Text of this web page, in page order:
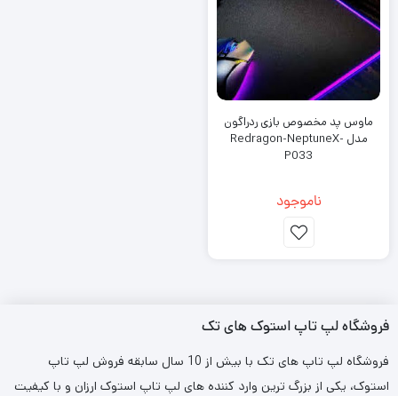
ماوس پد مخصوص بازی ردراگون
مدل Redragon-NeptuneX-
P033
ناموجود
فروشگاه لپ تاپ استوک های تک
فروشگاه لپ تاپ های تک با بیش از 10 سال سابقه فروش لپ تاپ
استوک، یکی از بزرگ ترین وارد کننده های لپ تاپ استوک ارزان و با کیفیت